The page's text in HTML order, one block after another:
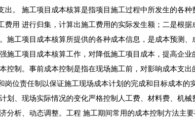
。 施工项目成本核算是指项目施工过程中所发生的各种
用 进行归集，计算出施工费用的实际发生额；二是根据
施工项目成本核算所提供的各种成本信息，是成本预测、
工项目成本核算工作，对降低施工项目成本，提高企业
制。事前成本控制是指在现场施工前，对影响成本支出
位责任制以保证施工现场成本计划的完成和目标成本的
划、现场实际情况的变化严格控制人工费、材料费、机械
分析、动态调整。工程 施工期间常用的成本控制方法主